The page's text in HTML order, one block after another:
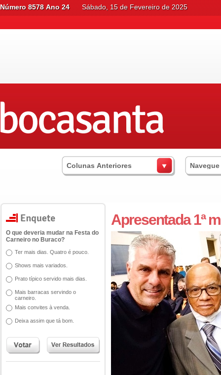
Número 8578 Ano 24 Sábado, 15 de Fevereiro de 2025
Colunas Anteriores
O que deveria mudar na Festa do
Carneiro no Buraco?
Ter mais dias. Quatro é pouco.
Shows mais variados.
Prato típico servido mais dias.
Mais barracas servindo o
carneiro.
Mais convites à venda.
Deixa assim que tá bom.
Apresentada 1ª